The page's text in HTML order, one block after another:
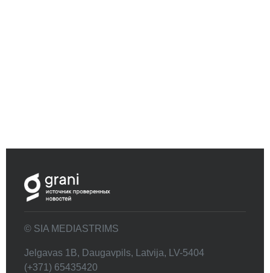
© SIA MEDIASTRIMS
Jelgavas 1B, Daugavpils, Latvija, LV-5404
(+371) 65435420